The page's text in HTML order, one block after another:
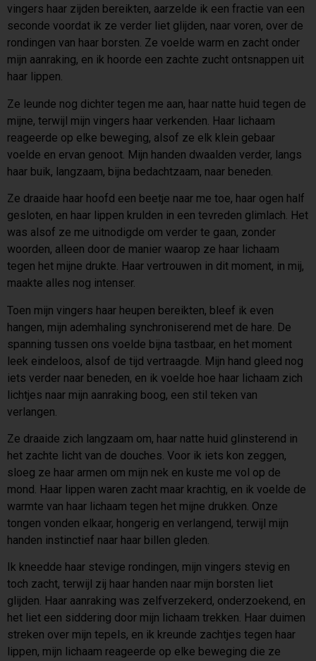
vingers haar zijden bereikten, aarzelde ik een fractie van een
seconde voordat ik ze verder liet glijden, naar voren, over de
rondingen van haar borsten. Ze voelde warm en zacht onder
mijn aanraking, en ik hoorde een zachte zucht ontsnappen uit
haar lippen.
Ze leunde nog dichter tegen me aan, haar natte huid tegen de
mijne, terwijl mijn vingers haar verkenden. Haar lichaam
reageerde op elke beweging, alsof ze elk klein gebaar
voelde en ervan genoot. Mijn handen dwaalden verder, langs
haar buik, langzaam, bijna bedachtzaam, naar beneden.
Ze draaide haar hoofd een beetje naar me toe, haar ogen half
gesloten, en haar lippen krulden in een tevreden glimlach. Het
was alsof ze me uitnodigde om verder te gaan, zonder
woorden, alleen door de manier waarop ze haar lichaam
tegen het mijne drukte. Haar vertrouwen in dit moment, in mij,
maakte alles nog intenser.
Toen mijn vingers haar heupen bereikten, bleef ik even
hangen, mijn ademhaling synchroniserend met de hare. De
spanning tussen ons voelde bijna tastbaar, en het moment
leek eindeloos, alsof de tijd vertraagde. Mijn hand gleed nog
iets verder naar beneden, en ik voelde hoe haar lichaam zich
lichtjes naar mijn aanraking boog, een stil teken van
verlangen.
Ze draaide zich langzaam om, haar natte huid glinsterend in
het zachte licht van de douches. Voor ik iets kon zeggen,
sloeg ze haar armen om mijn nek en kuste me vol op de
mond. Haar lippen waren zacht maar krachtig, en ik voelde de
warmte van haar lichaam tegen het mijne drukken. Onze
tongen vonden elkaar, hongerig en verlangend, terwijl mijn
handen instinctief naar haar billen gleden.
Ik kneedde haar stevige rondingen, mijn vingers stevig en
toch zacht, terwijl zij haar handen naar mijn borsten liet
glijden. Haar aanraking was zelfverzekerd, onderzoekend, en
het liet een siddering door mijn lichaam trekken. Haar duimen
streken over mijn tepels, en ik kreunde zachtjes tegen haar
lippen, mijn lichaam reageerde op elke beweging die ze